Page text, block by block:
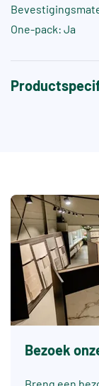
One-pack: Ja
Bezoek